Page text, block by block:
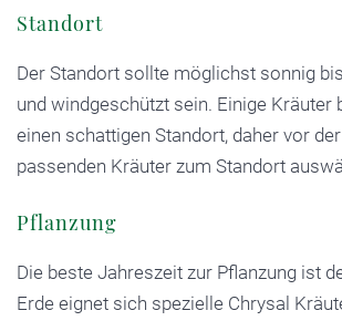
Standort
Der Standort sollte möglichst sonnig
und windgeschützt sein. Einige Kräuter
einen schattigen Standort, daher vor
passenden Kräuter zum Standort
Pflanzung
Die beste Jahreszeit zur Pflanzung ist
Erde eignet sich spezielle Chrysal